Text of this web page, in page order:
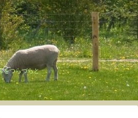
をつらづらと